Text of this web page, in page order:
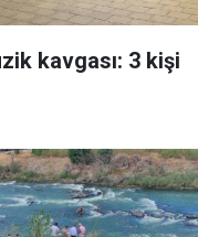
kavgası: 3 kişi